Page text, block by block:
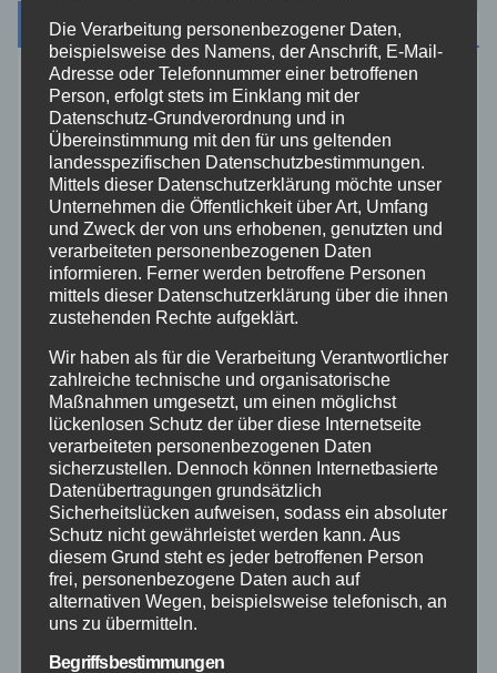
Kategorien
Aktuelles
Allgemein
Altenkirchen
Bundespolizei
Feuerwehr
Hilfsorganisationen
Mayen-Koblenz
Neuwied
Polizei
Rettungsdienst
Die Verarbeitung personenbezogener Daten,
beispielsweise des Namens, der Anschrift, E-Mail-
Adresse oder Telefonnummer einer betroffenen
Person, erfolgt stets im Einklang mit der
Datenschutz-Grundverordnung und in
Übereinstimmung mit den für uns geltenden
landesspezifischen Datenschutzbestimmungen.
Mittels dieser Datenschutzerklärung möchte unser
Unternehmen die Öffentlichkeit über Art, Umfang
und Zweck der von uns erhobenen, genutzten und
verarbeiteten personenbezogenen Daten
informieren. Ferner werden betroffene Personen
mittels dieser Datenschutzerklärung über die ihnen
zustehenden Rechte aufgeklärt.
Wir haben als für die Verarbeitung Verantwortlicher
zahlreiche technische und organisatorische
Maßnahmen umgesetzt, um einen möglichst
lückenlosen Schutz der über diese Internetseite
verarbeiteten personenbezogenen Daten
sicherzustellen. Dennoch können Internetbasierte
Datenübertragungen grundsätzlich
Sicherheitslücken aufweisen, sodass ein absoluter
Schutz nicht gewährleistet werden kann. Aus
diesem Grund steht es jeder betroffenen Person
frei, personenbezogene Daten auch auf
alternativen Wegen, beispielsweise telefonisch, an
uns zu übermitteln.
Begriffsbestimmungen